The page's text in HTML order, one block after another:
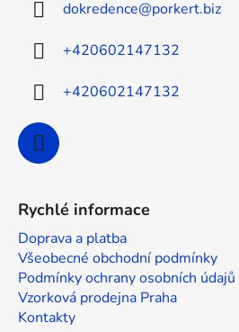
y
dokredence@porkert.biz
+420602147132
+420602147132
Rychlé informace
Doprava a platba
Všeobecné obchodní podmínky
Podmínky ochrany osobních údajů
Vzorková prodejna Praha
Kontakty